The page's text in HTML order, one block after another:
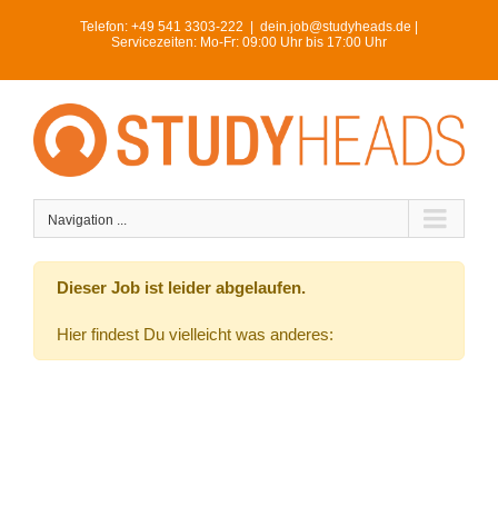
Telefon: +49 541 3303-222
dein.job@studyheads.de |
Servicezeiten: Mo-Fr: 09:00 Uhr bis 17:00 Uhr
Navigation ...
Dieser Job ist leider abgelaufen.
Hier findest Du vielleicht was anderes: